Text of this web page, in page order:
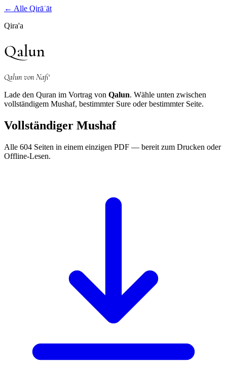
← Alle Qirāʾāt
Qira'a
Qalun
Qalun von Nafi‘
Lade den Quran im Vortrag von Qalun. Wähle unten zwischen
vollständigem Mushaf, bestimmter Sure oder bestimmter Seite.
Vollständiger Mushaf
Alle 604 Seiten in einem einzigen PDF — bereit zum Drucken oder
Offline-Lesen.